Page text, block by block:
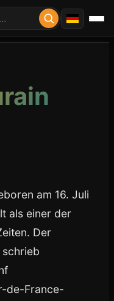
am 16. Juli
als einer der
Der
schrieb
de-France-